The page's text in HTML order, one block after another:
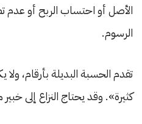
الأصل أو احتساب الربح أو عدم
الرسوم.
تقدم الحسبة البديلة بأرقام،
كثيرة». وقد يحتاج النزاع إلى